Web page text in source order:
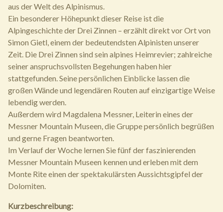
aus der Welt des Alpinismus.
Ein besonderer Höhepunkt dieser Reise ist die
Alpingeschichte der Drei Zinnen – erzählt direkt vor Ort von
Simon Gietl, einem der bedeutendsten Alpinisten unserer
Zeit. Die Drei Zinnen sind sein alpines Heimrevier; zahlreiche
seiner anspruchsvollsten Begehungen haben hier
stattgefunden. Seine persönlichen Einblicke lassen die
großen Wände und legendären Routen auf einzigartige Weise
lebendig werden.
Außerdem wird Magdalena Messner, Leiterin eines der
Messner Mountain Museen, die Gruppe persönlich begrüßen
und gerne Fragen beantworten.
Im Verlauf der Woche lernen Sie fünf der faszinierenden
Messner Mountain Museen kennen und erleben mit dem
Monte Rite einen der spektakulärsten Aussichtsgipfel der
Dolomiten.
Kurzbeschreibung: